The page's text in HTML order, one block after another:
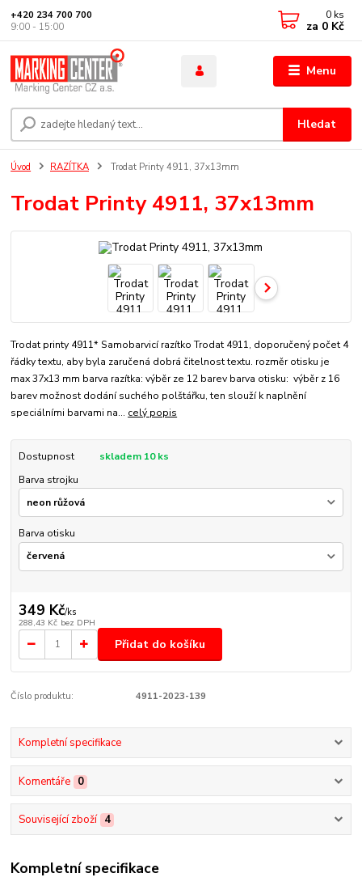
Menu
Hledat
+420 234 700 700
9:00 - 15:00
0 ks
za 0 Kč
Úvod RAZÍTKA Trodat Printy 4911, 37x13mm
Trodat Printy 4911, 37x13mm
Trodat printy 4911* Samobarvicí razítko Trodat 4911, doporučený počet 4
řádky textu, aby byla zaručená dobrá čitelnost textu. rozměr otisku je
max 37x13 mm barva razítka: výběr ze 12 barev barva otisku: výběr z 16
barev možnost dodání suchého polštářku, ten slouží k naplnění
speciálními barvami na... celý popis
Dostupnost
skladem 10 ks
Barva strojku
Barva otisku
349 Kč/ks
288,43 Kč bez DPH
Přidat do košíku
Číslo produktu: 4911-2023-139
Kompletní specifikace
Komentáře 0
Související zboží 4
Kompletní specifikace